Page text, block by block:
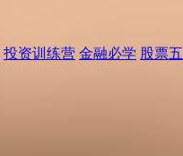
投资训练营 金融必学 股票